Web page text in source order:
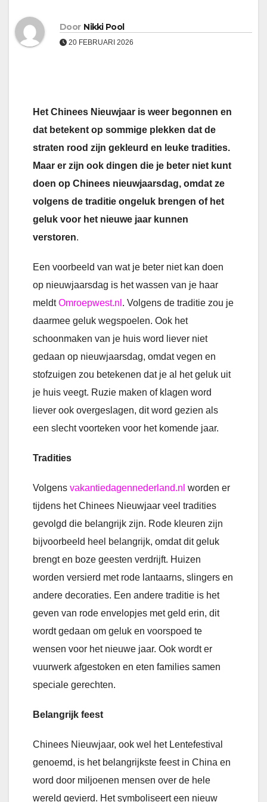
Door Nikki Pool
20 FEBRUARI 2026
Het Chinees Nieuwjaar is weer begonnen en
dat betekent op sommige plekken dat de
straten rood zijn gekleurd en leuke tradities.
Maar er zijn ook dingen die je beter niet kunt
doen op Chinees nieuwjaarsdag, omdat ze
volgens de traditie ongeluk brengen of het
geluk voor het nieuwe jaar kunnen
verstoren.
Een voorbeeld van wat je beter niet kan doen
op nieuwjaarsdag is het wassen van je haar
meldtOmroepwest.nl . Volgens de traditie zou je
daarmee geluk wegspoelen. Ook het
schoonmaken van je huis word liever niet
gedaan op nieuwjaarsdag, omdat vegen en
stofzuigen zou betekenen dat je al het geluk uit
je huis veegt. Ruzie maken of klagen word
liever ook overgeslagen, dit word gezien als
een slecht voorteken voor het komende jaar.
Tradities
Volgens vakantiedagennederland.nl worden er
tijdens het Chinees Nieuwjaar veel tradities
gevolgd die belangrijk zijn. Rode kleuren zijn
bijvoorbeeld heel belangrijk, omdat dit geluk
brengt en boze geesten verdrijft. Huizen
worden versierd met rode lantaarns, slingers en
andere decoraties. Een andere traditie is het
geven van rode envelopjes met geld erin, dit
wordt gedaan om geluk en voorspoed te
wensen voor het nieuwe jaar. Ook wordt er
vuurwerk afgestoken en eten families samen
speciale gerechten.
Belangrijk feest
Chinees Nieuwjaar, ook wel het Lentefestival
genoemd, is het belangrijkste feest in China en
word door miljoenen mensen over de hele
wereld gevierd. Het symboliseert een nieuw